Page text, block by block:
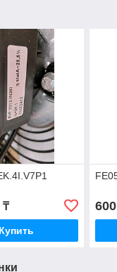
₸
Купить